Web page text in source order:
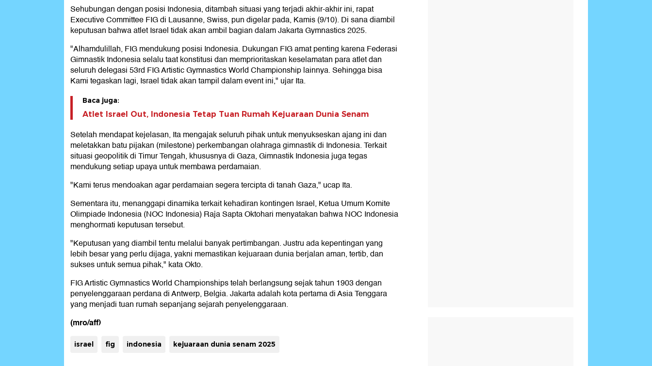
Sehubungan dengan posisi Indonesia, ditambah situasi yang terjadi akhir-akhir ini, rapat
Executive Committee FIG di Lausanne, Swiss, pun digelar pada, Kamis (9/10). Di sana diambil
keputusan bahwa atlet Israel tidak akan ambil bagian dalam Jakarta Gymnastics 2025.
"Alhamdulillah, FIG mendukung posisi Indonesia. Dukungan FIG amat penting karena Federasi
Gimnastik Indonesia selalu taat konstitusi dan memprioritaskan keselamatan para atlet dan
seluruh delegasi 53rd FIG Artistic Gymnastics World Championship lainnya. Sehingga bisa
Kami tegaskan lagi, Israel tidak akan tampil dalam event ini," ujar Ita.
Baca juga:
Atlet Israel Out, Indonesia Tetap Tuan Rumah Kejuaraan Dunia Senam
Setelah mendapat kejelasan, Ita mengajak seluruh pihak untuk menyukseskan ajang ini dan
meletakkan batu pijakan (milestone) perkembangan olahraga gimnastik di Indonesia. Terkait
situasi geopolitik di Timur Tengah, khususnya di Gaza, Gimnastik Indonesia juga tegas
mendukung setiap upaya untuk membawa perdamaian.
"Kami terus mendoakan agar perdamaian segera tercipta di tanah Gaza," ucap Ita.
Sementara itu, menanggapi dinamika terkait kehadiran kontingen Israel, Ketua Umum Komite
Olimpiade Indonesia (NOC Indonesia) Raja Sapta Oktohari menyatakan bahwa NOC Indonesia
menghormati keputusan tersebut.
"Keputusan yang diambil tentu melalui banyak pertimbangan. Justru ada kepentingan yang
lebih besar yang perlu dijaga, yakni memastikan kejuaraan dunia berjalan aman, tertib, dan
sukses untuk semua pihak," kata Okto.
FIG Artistic Gymnastics World Championships telah berlangsung sejak tahun 1903 dengan
penyelenggaraan perdana di Antwerp, Belgia. Jakarta adalah kota pertama di Asia Tenggara
yang menjadi tuan rumah sepanjang sejarah penyelenggaraan.
(mro/aff)
israel fig indonesia kejuaraan dunia senam 2025